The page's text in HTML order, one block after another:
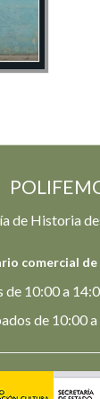
de Historia
comercial de
de 10:00 a
de 10:00